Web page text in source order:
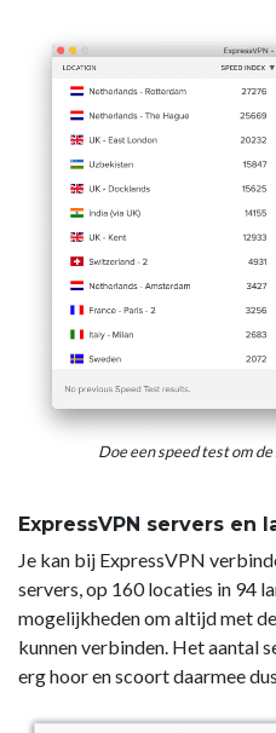
Doe een speed test om
ExpressVPN servers en
Je kan bij ExpressVPN
servers, op 160 locaties in 94
mogelijkheden om altijd met
kunnen verbinden. Het aantal
erg hoor en scoort daarmee